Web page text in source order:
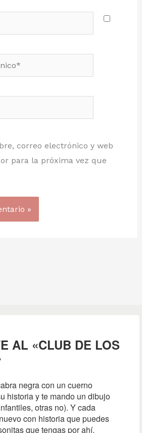
correo electrónico y web
para la próxima vez que